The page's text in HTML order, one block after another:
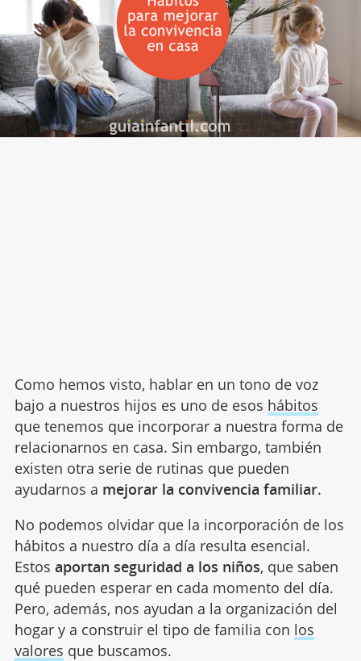
Como hemos visto, hablar en un tono de voz
bajo a nuestros hijos es uno de esos hábitos
que tenemos que incorporar a nuestra forma de
relacionarnos en casa. Sin embargo, también
existen otra serie de rutinas que pueden
ayudarnos a mejorar la convivencia familiar.
No podemos olvidar que la incorporación de los
hábitos a nuestro día a día resulta esencial.
Estos aportan seguridad a los niños, que saben
qué pueden esperar en cada momento del día.
Pero, además, nos ayudan a la organización del
hogar y a construir el tipo de familia con los
valores que buscamos.